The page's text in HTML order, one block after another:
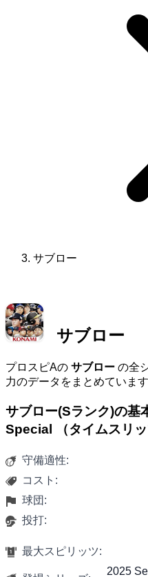
サブロー
サブロー
プロスピAの サブロー の全
力のデータをまとめています
サブロー(Sランク)の基
Special （タイムスリッ
守備適性:
コスト:
球団:
投打:
最大スピリッツ:
2025